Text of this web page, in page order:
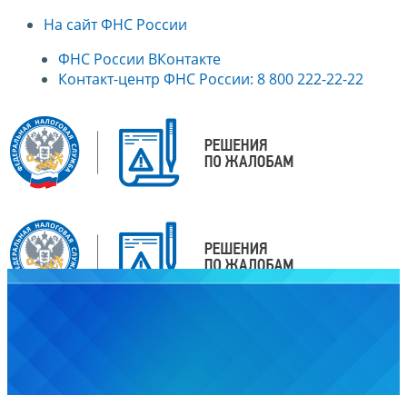
На сайт ФНС России
ФНС России ВКонтакте
Контакт-центр ФНС России: 8 800 222-22-22